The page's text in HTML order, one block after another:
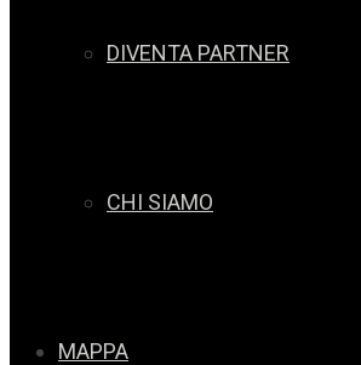
DIVENTA PARTNER
CHI SIAMO
MAPPA